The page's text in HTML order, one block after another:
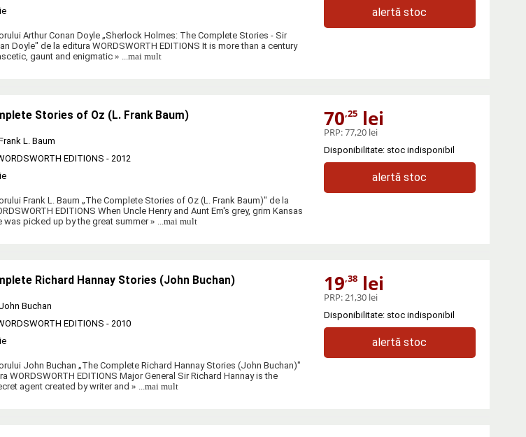
Arthur Conan Doyle „Sherlock Holmes: The Complete Stories - Sir
Doyle" de la editura WORDSWORTH EDITIONS It is more than a century
gaunt and enigmatic » ...mai mult
alertă stoc
Stories of Oz (L. Frank Baum)
L. Baum
EDITIONS - 2012
Frank L. Baum „The Complete Stories of Oz (L. Frank Baum)" de la
EDITIONS When Uncle Henry and Aunt Em's grey, grim Kansas
was picked up by the great summer» ...mai mult
70,25lei
PRP:77,20 lei
Disponibilitate: stoc indisponibil
alertă stoc
Richard Hannay Stories (John Buchan)
John Buchan
EDITIONS - 2010
John Buchan „The Complete Richard Hannay Stories (John Buchan)"
WORDSWORTH EDITIONS Major General Sir Richard Hannay is the
agent created by writer and » ...mai mult
19,38lei
PRP:21,30 lei
Disponibilitate: stoc indisponibil
alertă stoc